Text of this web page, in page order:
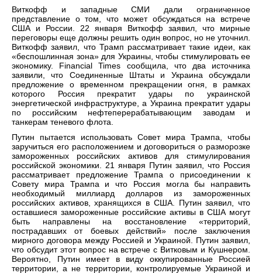
Виткофф и западные СМИ дали ограниченное
представление о том, что может обсуждаться на встрече
США и России. 22 января Виткофф заявил, что мирные
переговоры еще должны решить один вопрос, но не уточнил.
Виткофф заявил, что Трамп рассматривает такие идеи, как
«беспошлинная зона» для Украины, чтобы стимулировать ее
экономику. Financial Times сообщила, что два источника
заявили, что Соединенные Штаты и Украина обсуждали
предложение о временном прекращении огня, в рамках
которого Россия прекратит удары по украинской
энергетической инфраструктуре, а Украина прекратит удары
по российским нефтеперерабатывающим заводам и
танкерам теневого флота.
Путин пытается использовать Совет мира Трампа, чтобы
заручиться его расположением и договориться о разморозке
замороженных российских активов для стимулирования
российской экономики. 21 января Путин заявил, что Россия
рассматривает предложение Трампа о присоединении к
Совету мира Трампа и что Россия могла бы направить
необходимый миллиард долларов из замороженных
российских активов, хранящихся в США. Путин заявил, что
оставшиеся замороженные российские активы в США могут
быть направлены на восстановление «территорий,
пострадавших от боевых действий» после заключения
мирного договора между Россией и Украиной. Путин заявил,
что обсудит этот вопрос на встрече с Витковым и Кушнером.
Вероятно, Путин имеет в виду оккупированные Россией
территории, а не территории, контролируемые Украиной и